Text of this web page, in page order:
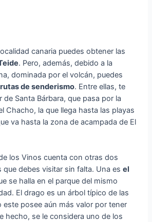
canaria puedes obtener las
. Pero, además, debido a la
dominada por el volcán, puedes
rutas de senderismo. Entre ellas, te
de Santa Bárbara, que pasa por la
Chacho, la que llega hasta las playas
va hasta la zona de acampada de El
los Vinos cuenta con otras dos
que debes visitar sin falta. Una esel
se halla en el parque del mismo
El drago es un árbol típico de las
este posee aún más valor por tener
hecho, se le considera uno de los